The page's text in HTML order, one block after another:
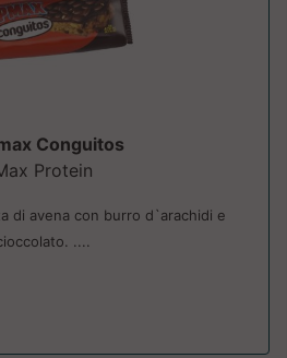
Conguitos
Protein
di avena con burro d`arachidi e
....